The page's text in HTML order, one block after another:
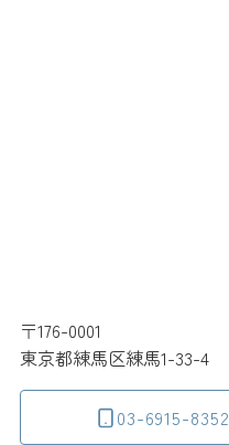
〒176-0001
東京都練馬区練馬1-33-4
03-6915-8352